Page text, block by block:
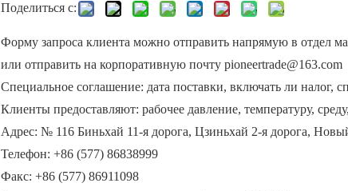
Поделиться с:
Форму запроса клиента можно отправить напрямую в отдел
или отправить на корпоративную почту pioneertrade@163.com
Специальное соглашение: дата поставки, включать ли налог,
Клиенты предоставляют: рабочее давление, температуру,
Адрес: № 116 Биньхай 11-я дорога, Цзиньхай 2-я дорога,
Телефон: +86 (577) 86838999
Факс: +86 (577) 86911098